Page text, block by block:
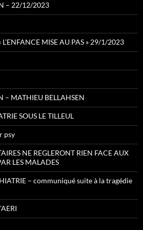
– 22/12/2023
MISE AU PAS » 29/1/2023
– MATHIEU BELLAHSEN
SOUS LE TILLEUL
psy
NE REGLERONT RIEN FACE AUX
LES MALADES
– communiqué suite à la tragédie